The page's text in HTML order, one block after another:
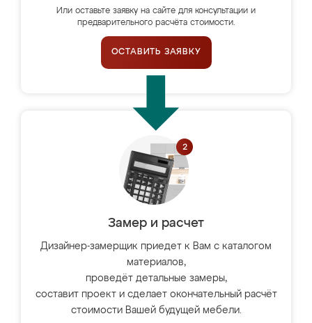
Или оставьте заявку на сайте для консультации и
предварительного расчёта стоимости.
ОСТАВИТЬ ЗАЯВКУ
Замер и расчет
Дизайнер-замерщик приедет к Вам с каталогом
материалов,
проведёт детальные замеры,
составит проект и сделает окончательный расчёт
стоимости Вашей будущей мебели.